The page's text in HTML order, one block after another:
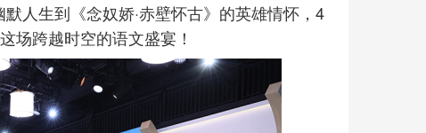
人生到《念奴娇·赤壁怀古》的英雄情怀，4
场跨越时空的语文盛宴！